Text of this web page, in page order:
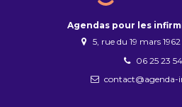
Agendas pour les
5, rue du 19 mars
06 25 23
contact@agenda-